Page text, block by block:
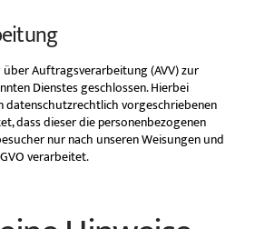
Auftragsverarbeitung (AVV) zur
Dienstes geschlossen. Hierbei
datenschutzrechtlich vorgeschriebenen
dass dieser die personenbezogenen
nur nach unseren Weisungen und
verarbeitet.